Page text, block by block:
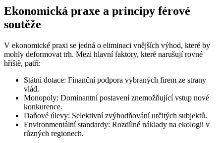
🇱🇹
🇱🇻 Lotyšsko
🇱🇺
🇭🇺
🇲🇹 Malta
🇩🇪 Německo
🇨🇾
🇱🇹 Litva
🇱🇻
🇱🇺 Lucembursko
🇭🇺 Maďarsko
🇲🇹 Malta
Ekonomická praxe a principy férové
soutěže
V ekonomické praxi se jedná o eliminaci vnějších výhod, které by
mohly deformovat trh. Mezi hlavní faktory, které narušují rovné
hřiště, patří:
Státní dotace: Finanční podpora vybraných firem ze strany
vlád.
Monopoly: Dominantní postavení znemožňující vstup nové
konkurence.
Daňové úlevy: Selektivní zvýhodňování určitých subjektů.
Environmentální standardy: Rozdílné náklady na ekologii v
různých regionech.